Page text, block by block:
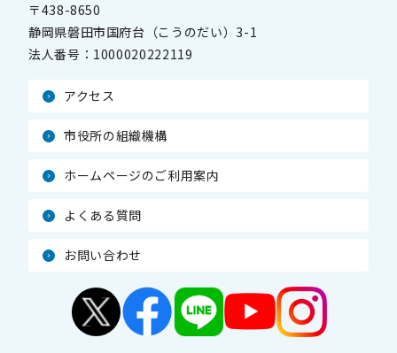
〒438-8650
静岡県磐田市国府台（こうのだい）3-1
法人番号： 1000020222119
アクセス
市役所の組織機構
ホームページのご利用案内
よくある質問
お問い合わせ